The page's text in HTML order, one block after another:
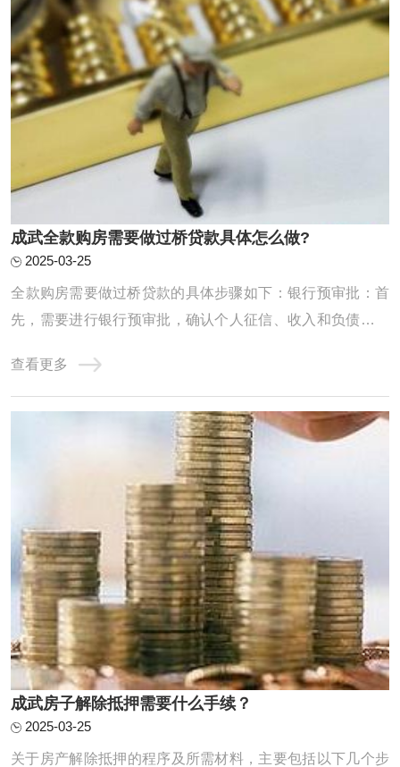
成武全款购房需要做过桥贷款具体怎么做?
2025-03-25
‌全款购房需要做过桥贷款的具体步骤如下‌：‌银行预审批‌：首
先，需要进行银行预审批，确认个人征信、收入和负债情况
的费用。例如，如果需要过桥50万，就必须确认银行能否贷
出这么多钱‌。‌计算过桥费用‌：在确认银行预审批通过后，需
要计算过桥费用。从出资日开 ...
查看更多
成武房子解除抵押需要什么手续？
2025-03-25
关于房产解除抵押的程序及所需材料，主要包括以下几个步